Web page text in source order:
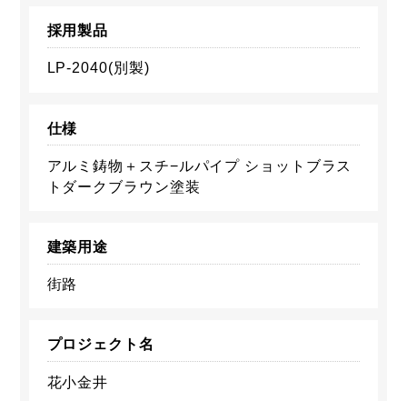
採用製品
LP-2040(別製)
仕様
アルミ鋳物＋スチ−ルパイプ ショットブラス
トダークブラウン塗装
建築用途
街路
プロジェクト名
花小金井